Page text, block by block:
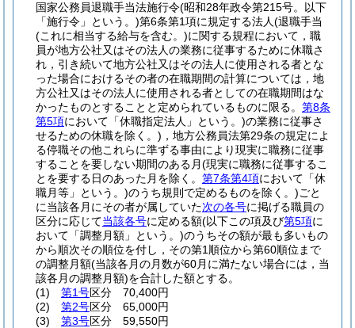
国家公務員退職手当法施行令(昭和28年政令第215号。以下
「施行令」という。)第6条第1項に規定する法人(退職手当
(これに相当する給与を含む。)に関する規程において，職
員が地方公社又はその法人の業務に従事するために休職さ
れ，引き続いて地方公社又はその法人に使用される者とな
った場合におけるその者の在職期間の計算については，地
方公社又はその法人に使用される者としての在職期間はな
かったものとすることと定められているものに限る。 第8条
第5項において「休職指定法人」という。)の業務に従事さ
せるための休職を除く。) ，地方公務員法第29条の規定によ
る停職その他これらに準ずる事由により現実に職務に従事
することを要しない期間のある月(現実に職務に従事するこ
とを要する日のあった月を除く。 第7条第4項において「休
職月等」という。)のうち規則で定めるものを除く。)ごと
に当該各月にその者が属していた次の各号に掲げる職員の
区分に応じて当該各号に定める額(以下この項及び第5項に
おいて「調整月額」という。)のうちその額が最も多いもの
から順次その順位を付し，その第1順位から第60順位まで
の調整月額(当該各月の月数が60月に満たない場合には，当
該各月の調整月額)を合計した額とする。
(1)
第1号区分 70,400円
(2)
第2号区分 65,000円
(3)
第3号区分 59,550円